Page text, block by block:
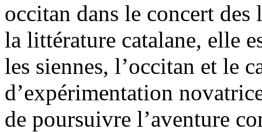
occitan dans le concert
la littérature catalane, elle
les siennes, l’occitan et le
d’expérimentation
de poursuivre l’aventure